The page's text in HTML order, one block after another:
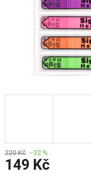
220 Kč –32 %
149 Kč